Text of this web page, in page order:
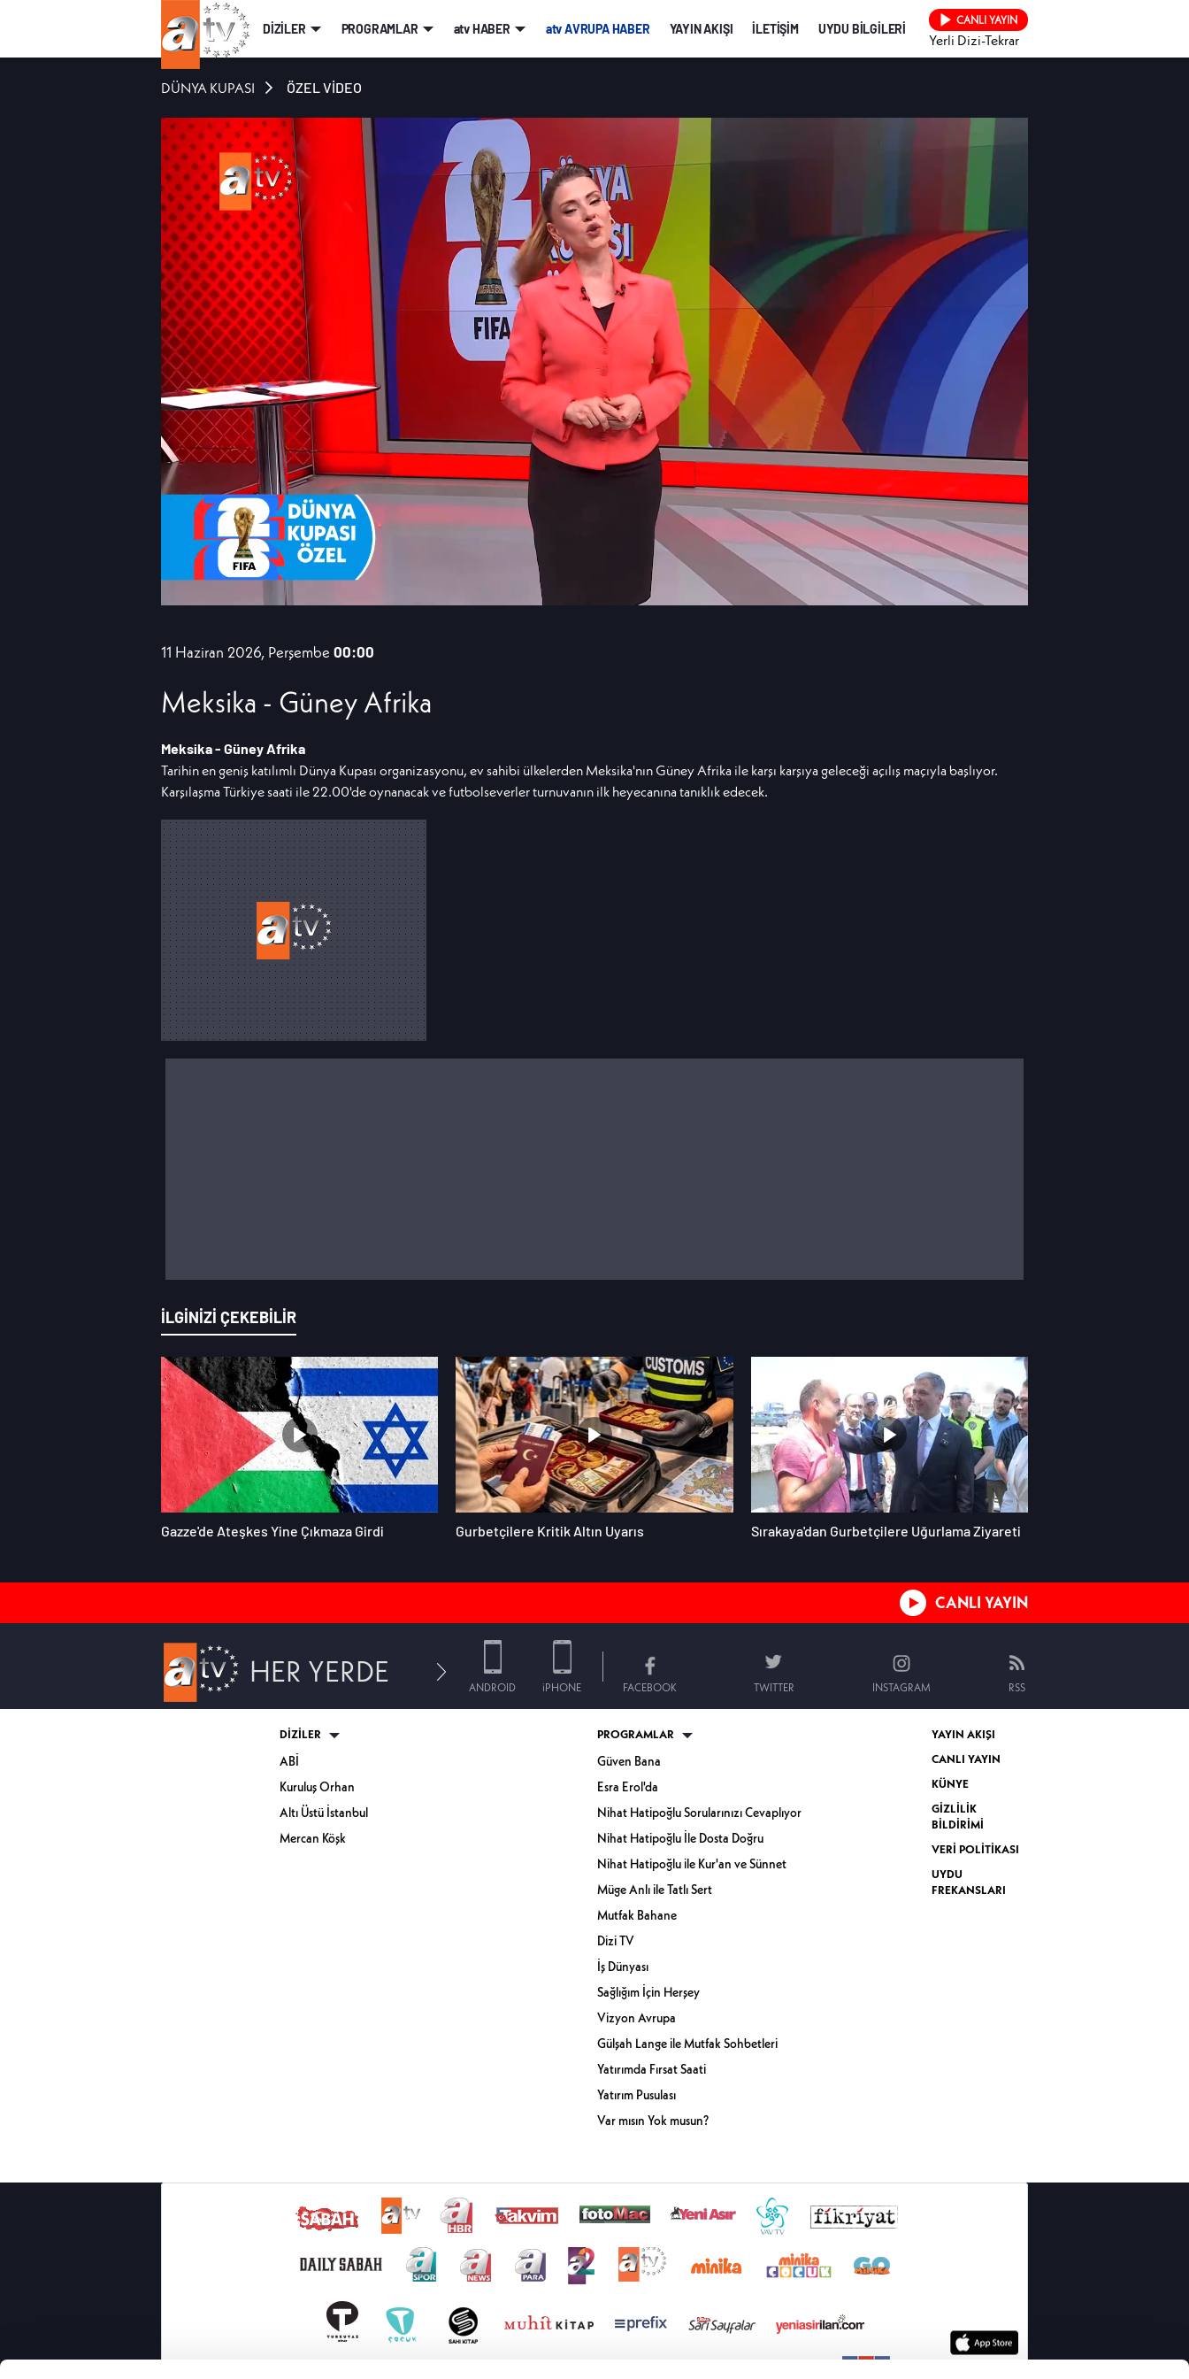
DİZİLER PROGRAMLAR atv HABER atv AVRUPA HABER YAYIN AKIŞI İLETİŞİM UYDU BİLGİLERİ
CANLI YAYIN
Yerli Dizi-Tekrar
DÜNYA KUPASI ÖZEL VİDEO
11 Haziran 2026, Perşembe 00:00
Meksika - Güney Afrika
Meksika - Güney Afrika
Tarihin en geniş katılımlı Dünya Kupası organizasyonu, ev sahibi ülkelerden Meksika'nın Güney Afrika ile karşı karşıya geleceği açılış maçıyla başlıyor.
Karşılaşma Türkiye saati ile 22.00'de oynanacak ve futbolseverler turnuvanın ilk heyecanına tanıklık edecek.
İLGİNİZİ ÇEKEBİLİR
Gazze'de Ateşkes Yine Çıkmaza Girdi Gurbetçilere Kritik Altın Uyarıs Sırakaya'dan Gurbetçilere Uğurlama Ziyareti
CANLI YAYIN
HER YERDE ANDROID iPHONE FACEBOOK TWITTER INSTAGRAM RSS
DİZİLER
ABİ
Kuruluş Orhan
Altı Üstü İstanbul
Mercan Köşk
PROGRAMLAR
Güven Bana
Esra Erol'da
Nihat Hatipoğlu Sorularınızı Cevaplıyor
Nihat Hatipoğlu İle Dosta Doğru
Nihat Hatipoğlu ile Kur'an ve Sünnet
Müge Anlı ile Tatlı Sert
Mutfak Bahane
Dizi TV
İş Dünyası
Sağlığım İçin Herşey
Vizyon Avrupa
Gülşah Lange ile Mutfak Sohbetleri
Yatırımda Fırsat Saati
Yatırım Pusulası
Var mısın Yok musun?
YAYIN AKIŞI
CANLI YAYIN
KÜNYE
GİZLİLİK
BİLDİRİMİ
VERİ POLİTİKASI
UYDU
FREKANSLARI